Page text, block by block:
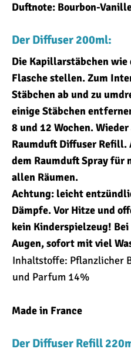
Duftnote: Bourbon-
Der Diffuser 200ml:
Die Kapillarstäbchen
Flasche stellen. Zum
Stäbchen ab und zu
einige Stäbchen
8 und 12 Wochen.
Raumduft Diffuser
dem Raumduft Spray für
allen Räumen.
Achtung: leicht
Dämpfe. Vor Hitze und
kein Kinderspielzeug!
Augen, sofort mit viel
Inhaltstoffe: Pflanzlicher
und Parfum 14%
Made in France
Der Diffuser Refill